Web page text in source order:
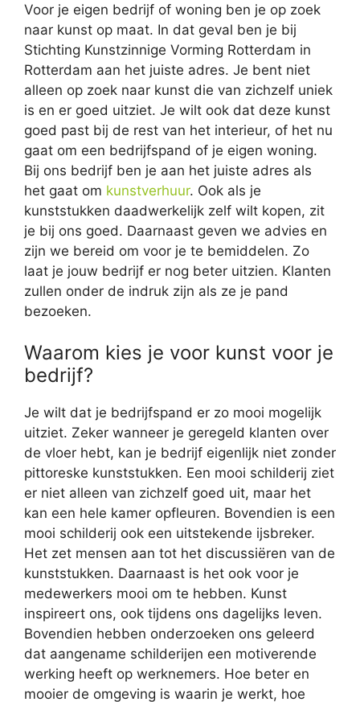
Voor je eigen bedrijf of woning ben je op zoek
naar kunst op maat. In dat geval ben je bij
Stichting Kunstzinnige Vorming Rotterdam in
Rotterdam aan het juiste adres. Je bent niet
alleen op zoek naar kunst die van zichzelf uniek
is en er goed uitziet. Je wilt ook dat deze kunst
goed past bij de rest van het interieur, of het nu
gaat om een bedrijfspand of je eigen woning.
Bij ons bedrijf ben je aan het juiste adres als
het gaat om kunstverhuur. Ook als je
kunststukken daadwerkelijk zelf wilt kopen, zit
je bij ons goed. Daarnaast geven we advies en
zijn we bereid om voor je te bemiddelen. Zo
laat je jouw bedrijf er nog beter uitzien. Klanten
zullen onder de indruk zijn als ze je pand
bezoeken.
Waarom kies je voor kunst voor je
bedrijf?
Je wilt dat je bedrijfspand er zo mooi mogelijk
uitziet. Zeker wanneer je geregeld klanten over
de vloer hebt, kan je bedrijf eigenlijk niet zonder
pittoreske kunststukken. Een mooi schilderij ziet
er niet alleen van zichzelf goed uit, maar het
kan een hele kamer opfleuren. Bovendien is een
mooi schilderij ook een uitstekende ijsbreker.
Het zet mensen aan tot het discussiëren van de
kunststukken. Daarnaast is het ook voor je
medewerkers mooi om te hebben. Kunst
inspireert ons, ook tijdens ons dagelijks leven.
Bovendien hebben onderzoeken ons geleerd
dat aangename schilderijen een motiverende
werking heeft op werknemers. Hoe beter en
mooier de omgeving is waarin je werkt, hoe